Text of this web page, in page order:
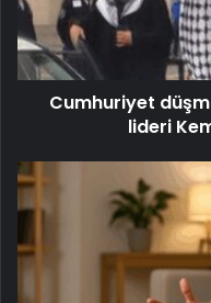
Cumhuriyet
lideri